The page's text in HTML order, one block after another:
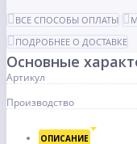
ВСЕ СПОСОБЫ ОПЛАТЫ
ПОДРОБНЕЕ О ДОСТАВКЕ
Основные
Артикул
Производство
ОПИСАНИЕ